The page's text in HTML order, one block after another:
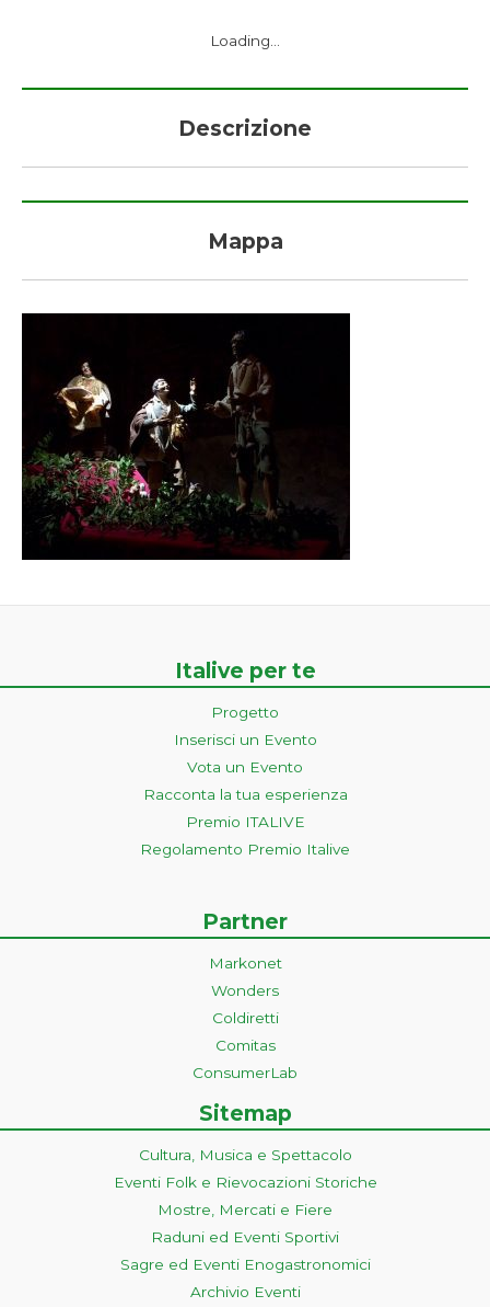
Loading...
Descrizione
Mappa
Italive per te
Progetto
Inserisci un Evento
Vota un Evento
Racconta la tua esperienza
Premio ITALIVE
Regolamento Premio Italive
Partner
Markonet
Wonders
Coldiretti
Comitas
ConsumerLab
Sitemap
Cultura, Musica e Spettacolo
Eventi Folk e Rievocazioni Storiche
Mostre, Mercati e Fiere
Raduni ed Eventi Sportivi
Sagre ed Eventi Enogastronomici
Archivio Eventi